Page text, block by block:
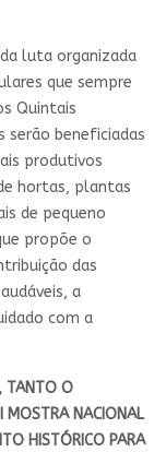
luta organizada
que sempre
Quintais
serão beneficiadas
produtivos
hortas, plantas
de pequeno
propõe o
das
a
com a
TANTO O
MOSTRA NACIONAL
HISTÓRICO PARA